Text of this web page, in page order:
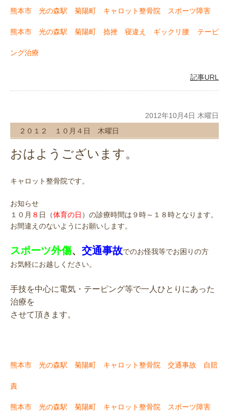
熊本市 光の森駅 菊陽町 キャロット整骨院 スポーツ障害
熊本市 光の森駅 菊陽町 捻挫 寝違え ギックリ腰 テーピ
ング治療
記事URL
2012年10月4日 木曜日
２０１２ １０月４日 木曜日
おはようございます。
キャロット整骨院です。
お知らせ
１０月 ８ 日（体育の日 ）の診療時間は９時～１８時となります。
お間違えのないようにお願いします。
スポーツ外傷、 交通事故でのお怪我等でお困りの方
お気軽にお越しください。
手技を中心に電気・テーピング等で一人ひとりにあった
治療を
させて頂きます。
熊本市 光の森駅 菊陽町 キャロット整骨院 交通事故 自賠
責
熊本市 光の森駅 菊陽町 キャロット整骨院 スポーツ障害